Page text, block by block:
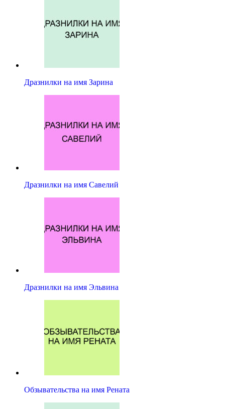
Дразнилки на имя Зарина
Дразнилки на имя Савелий
Дразнилки на имя Эльвина
Обзывательства на имя Рената